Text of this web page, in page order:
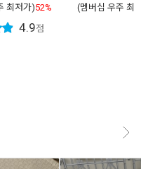
최저가)52%
4.9점
(멤버십 우주 최